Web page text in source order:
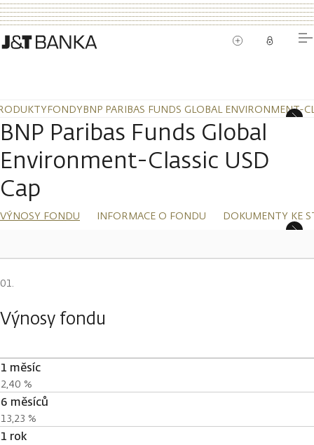
FONDYBNP PARIBAS FUNDS GLOBAL ENVIRONMENT-
BNP Paribas Funds Global
Environment-Classic USD
Cap
VÝNOSY FONDU INFORMACE O FONDU DOKUMENTY KE
Výnosy fondu
1 měsíc
2,40 %
6 měsíců
13,23 %
1 rok